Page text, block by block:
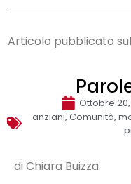
Articolo pubblicato
Ottobre
anziani, Comunità,
di Chiara Buizza